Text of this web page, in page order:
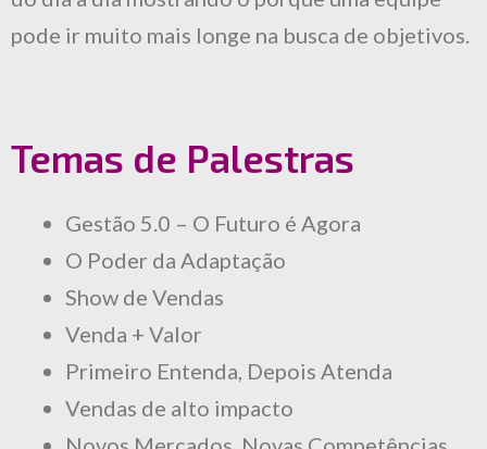
pode ir muito mais longe na busca de objetivos.
Temas de Palestras
Gestão 5.0 – O Futuro é Agora
O Poder da Adaptação
Show de Vendas
Venda + Valor
Primeiro Entenda, Depois Atenda
Vendas de alto impacto